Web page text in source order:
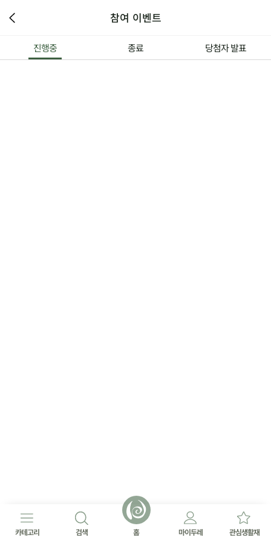
참여 이벤트
진행중 종료 당첨자 발표
카테고리 검색 홈 마이두레 관심생활재